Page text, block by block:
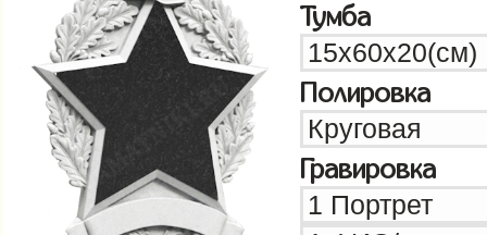
Тумба
Полировка
Гравировка